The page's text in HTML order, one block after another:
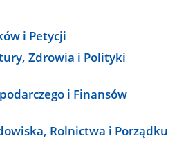
i Petycji
Zdrowia i Polityki
i Finansów
Rolnictwa i Porządku